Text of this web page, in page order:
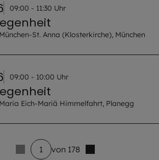
09:00 - 11:30 Uhr
St. Anna (Klosterkirche), München
09:00 - 10:00 Uhr
Eich-Mariä Himmelfahrt, Planegg
1 von 178